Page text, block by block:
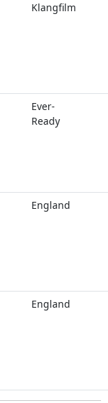
Klangfilm
Ever-
Ready
England
England